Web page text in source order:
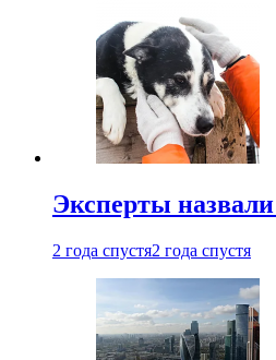
Эксперты
2 года спустя2 года спустя